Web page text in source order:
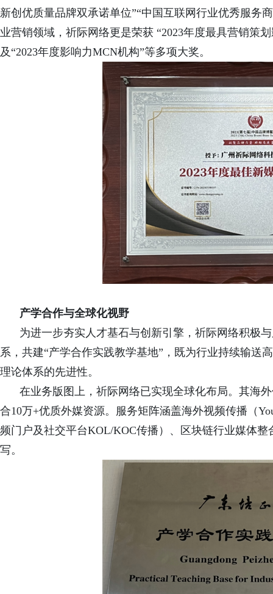
新创优质量品牌双承诺单位”“中国互联网行业优秀服务
业营销领域，祈际网络更是荣获 “2023年度最具营销策
及“2023年度影响力MCN机构”等多项大奖。
产学合作与全球化视野
为进一步夯实人才基石与创新引擎，祈际网络积极与
系，共建“产学合作实践教学基地”，既为行业持续输送
理论体系的先进性。
在业务版图上，祈际网络已实现全球化布局。其海
合10万+优质外媒资源。服务矩阵涵盖海外视频传播（
频门户及社交平台KOL/KOC传播）、区块链行业媒体
写。